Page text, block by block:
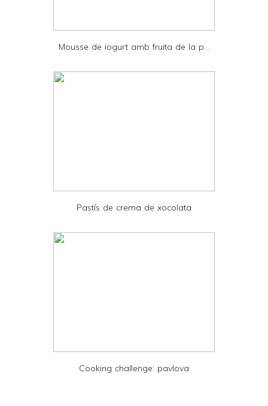
d
Mousse de iogurt amb fruita de la p...
Pastís de crema de xocolata
Cooking challenge: pavlova